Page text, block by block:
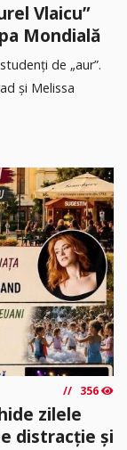
Vlaicu”
Mondială
de „aur”.
și Melissa
356
zilele
distracție și